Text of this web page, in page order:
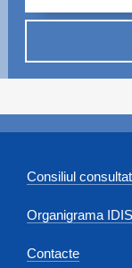
Consiliul
Organigrama IDIS
Contacte